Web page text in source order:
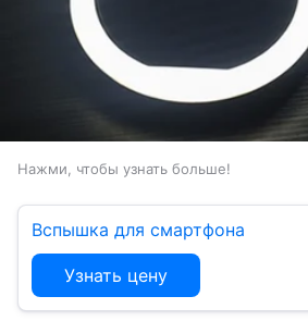
Нажми, чтобы узнать больше!
Вспышка для смартфона
Узнать цену